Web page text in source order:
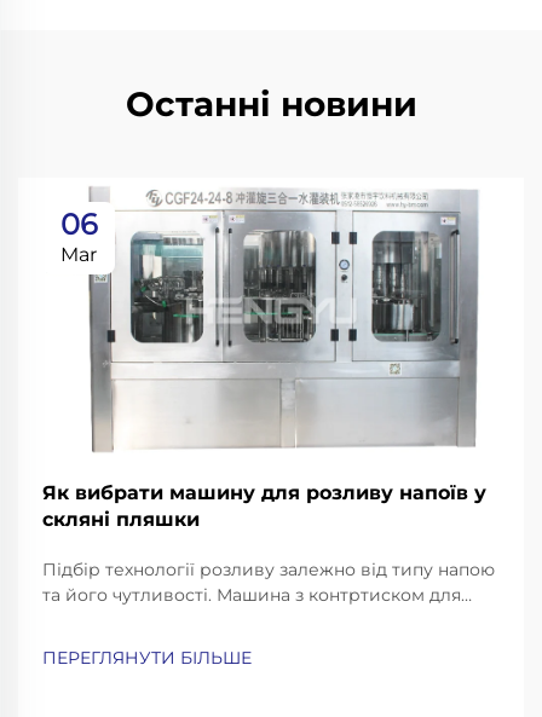
Останні новини
06
Mar
Як вибрати машину для розливу напоїв у
скляні пляшки
Підбір технології розливу залежно від типу напою
та його чутливості. Машина з контртиском для
особливо обережного розливу, щоб зберегти їх
ПЕРЕГЛЯНУТИ БІЛЬШЕ